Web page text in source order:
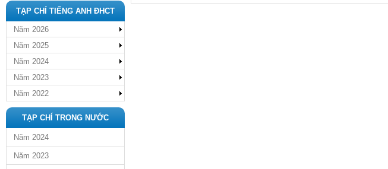
TẠP CHÍ TIẾNG ANH ĐHCT
Năm 2026
Năm 2025
Năm 2024
Năm 2023
Năm 2022
TẠP CHÍ TRONG NƯỚC
Năm 2024
Năm 2023